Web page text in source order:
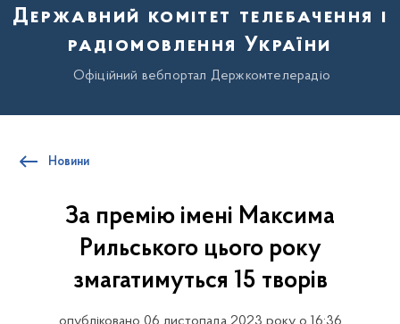
Державний комітет телебачення і
радіомовлення України
Офіційний вебпортал Держкомтелерадіо
Новини
За премію імені Максима
Рильського цього року
змагатимуться 15 творів